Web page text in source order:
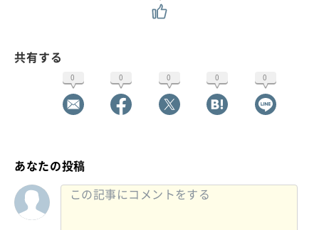
共有する
0 0 0 0 0
あなたの投稿